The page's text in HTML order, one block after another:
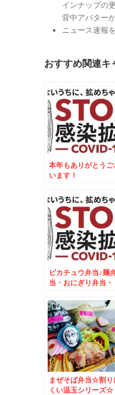
インナップの
背中アバター
ニュース速報
おすすめ関連キ
本年もありがとうご
います！
ピカチュウ弁当♪麺
当・おにぎり弁当・
色々
まぜそば弁当☆割り
くい温玉シリーズ☆